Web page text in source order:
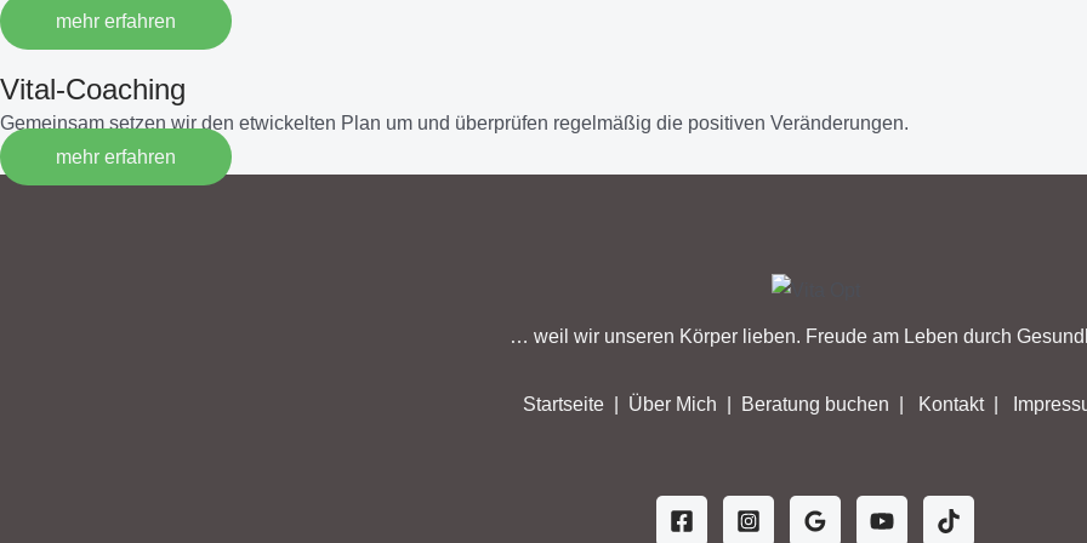
mehr erfahren
Vital-Coaching
Gemeinsam setzen wir den etwickelten Plan um und überprüfen regelmäßig die positiven Veränderungen.
mehr erfahren
… weil wir unseren Körper lieben. Freude am Leben durch
Startseite Über Mich Beratung buchen Kontakt